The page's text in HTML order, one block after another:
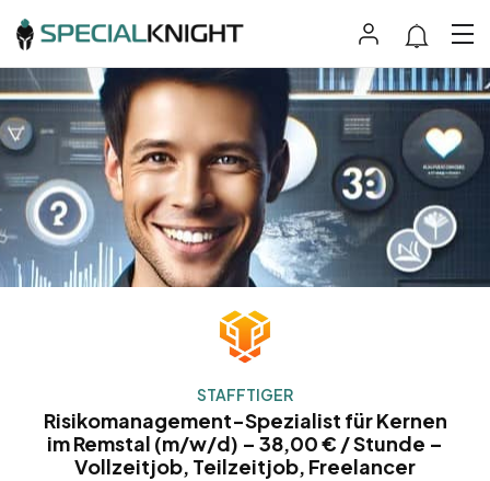
STAFFTIGER
Risikomanagement-Spezialist für Kernen
im Remstal (m/w/d) – 38,00 € / Stunde –
Vollzeitjob, Teilzeitjob, Freelancer